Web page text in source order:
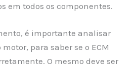
em todos os componentes.
é importante analisar
para saber se o ECM
O mesmo deve ser